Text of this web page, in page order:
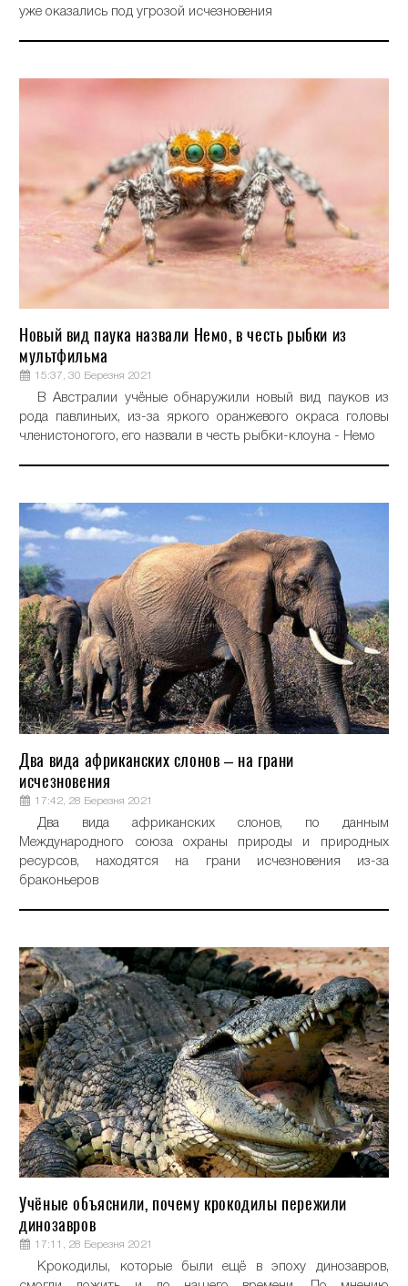
уже оказались под угрозой исчезновения
Новый вид паука назвали Немо, в честь рыбки из
мультфильма
15:37, 30 Березня 2021
В Австралии учёные обнаружили новый вид пауков из
рода павлиньих, из-за яркого оранжевого окраса головы
членистоногого, его назвали в честь рыбки-клоуна - Немо
Два вида африканских слонов – на грани
исчезновения
17:42, 28 Березня 2021
Два вида африканских слонов, по данным
Международного союза охраны природы и природных
ресурсов, находятся на грани исчезновения из-за
браконьеров
Учёные объяснили, почему крокодилы пережили
динозавров
17:11, 28 Березня 2021
Крокодилы, которые были ещё в эпоху динозавров,